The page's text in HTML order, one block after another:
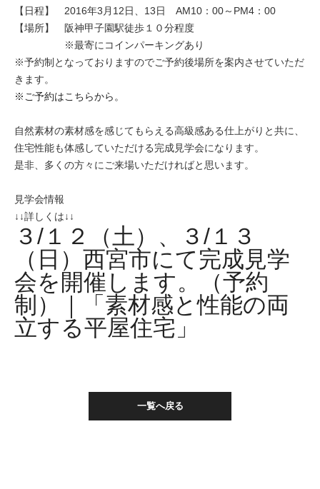
【日程】 2016年3月12日、13日 AM10：00～PM4：00
【場所】 阪神甲子園駅徒歩１０分程度
※最寄にコインパーキングあり
※予約制となっておりますのでご予約後場所を案内させていただ
きます。
※ご予約はこちらから。
自然素材の素材感を感じてもらえる高級感ある仕上がりと共に、
住宅性能も体感していただける完成見学会になります。
是非、多くの方々にご来場いただければと思います。
見学会情報
↓↓詳しくは↓↓
３/１２（土）、３/１３
（日）西宮市にて完成見学
会を開催します。（予約
制）｜「素材感と性能の両
立する平屋住宅」
一覧へ戻る